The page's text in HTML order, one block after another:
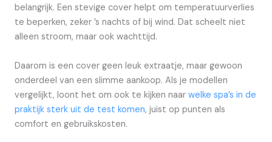
belangrijk. Een stevige cover helpt om temperatuurverlies
te beperken, zeker ’s nachts of bij wind. Dat scheelt niet
alleen stroom, maar ook wachttijd.
Daarom is een cover geen leuk extraatje, maar gewoon
onderdeel van een slimme aankoop. Als je modellen
vergelijkt, loont het om ook te kijken naar welke spa’s in de
praktijk sterk uit de test komen, juist op punten als
comfort en gebruikskosten.